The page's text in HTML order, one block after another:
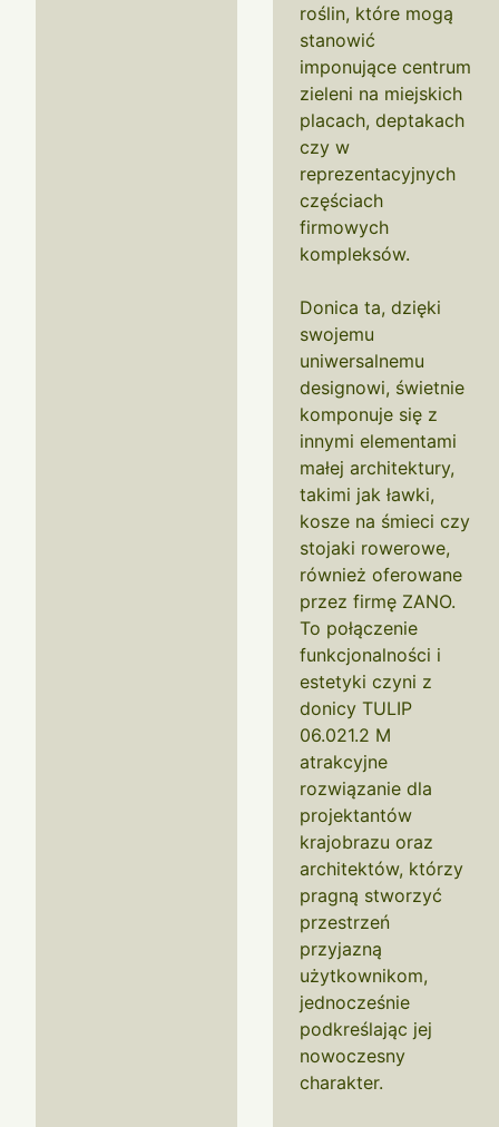
roślin, które mogą
stanowić
imponujące centrum
zieleni na miejskich
placach, deptakach
czy w
reprezentacyjnych
częściach
firmowych
kompleksów.
Donica ta, dzięki
swojemu
uniwersalnemu
designowi, świetnie
komponuje się z
innymi elementami
małej architektury,
takimi jak ławki,
kosze na śmieci czy
stojaki rowerowe,
również oferowane
przez firmę ZANO.
To połączenie
funkcjonalności i
estetyki czyni z
donicy TULIP
06.021.2 M
atrakcyjne
rozwiązanie dla
projektantów
krajobrazu oraz
architektów, którzy
pragną stworzyć
przestrzeń
przyjazną
użytkownikom,
jednocześnie
podkreślając jej
nowoczesny
charakter.